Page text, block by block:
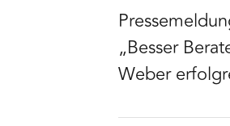
„Besser
Weber